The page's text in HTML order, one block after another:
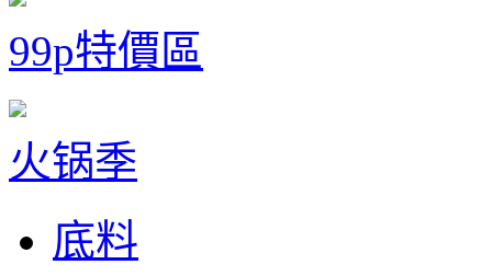
99p特價區
火锅季
底料